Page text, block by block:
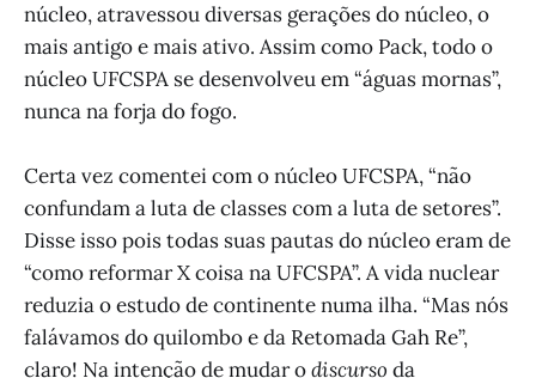
núcleo, atravessou diversas gerações do núcleo, o
mais antigo e mais ativo. Assim como Pack, todo o
núcleo UFCSPA se desenvolveu em “águas mornas”,
nunca na forja do fogo.
Certa vez comentei com o núcleo UFCSPA, “não
confundam a luta de classes com a luta de setores”.
Disse isso pois todas suas pautas do núcleo eram de
“como reformar X coisa na UFCSPA”. A vida nuclear
reduzia o estudo de continente numa ilha. “Mas nós
falávamos do quilombo e da Retomada Gah Re”,
claro! Na intenção de mudar odiscurso da